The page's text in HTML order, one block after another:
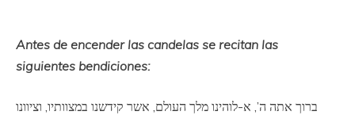
Antes de encender las candelas se recitan las
siguientes bendiciones:
ברוך אתה ה’, א-לוהינו מלך העולם, אשר קידשנו במצוותיו, וציוונו